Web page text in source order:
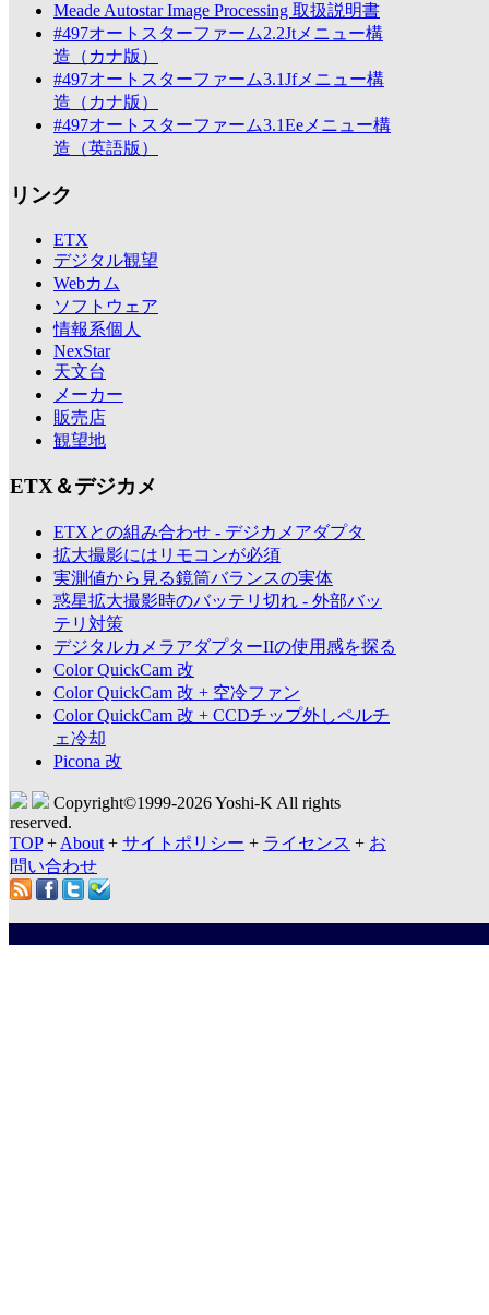
Meade Autostar Image Processing 取扱説明書
#497オートスターファーム2.2Jtメニュー構
造（カナ版）
#497オートスターファーム3.1Jfメニュー構
造（カナ版）
#497オートスターファーム3.1Eeメニュー構
造（英語版）
リンク
ETX
デジタル観望
Webカム
ソフトウェア
情報系個人
NexStar
天文台
メーカー
販売店
観望地
ETX＆デジカメ
ETXとの組み合わせ - デジカメアダプタ
拡大撮影にはリモコンが必須
実測値から見る鏡筒バランスの実体
惑星拡大撮影時のバッテリ切れ - 外部バッ
テリ対策
デジタルカメラアダプターIIの使用感を探る
Color QuickCam 改
Color QuickCam 改 + 空冷ファン
Color QuickCam 改 + CCDチップ外しペルチ
ェ冷却
Picona 改
Copyright©1999-2026 Yoshi-K All rights
reserved.
TOP+ About + サイトポリシー + ライセンス + お
問い合わせ